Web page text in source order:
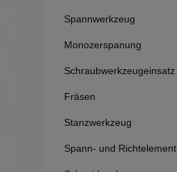
Spannwerkzeug
Monozerspanung
Schraubwerkzeugeinsatz
Fräsen
Stanzwerkzeug
Spann- und Richtelement